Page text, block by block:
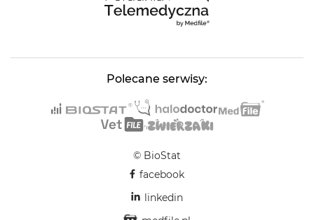
Polecane serwisy:
© BioStat
facebook
linkedin